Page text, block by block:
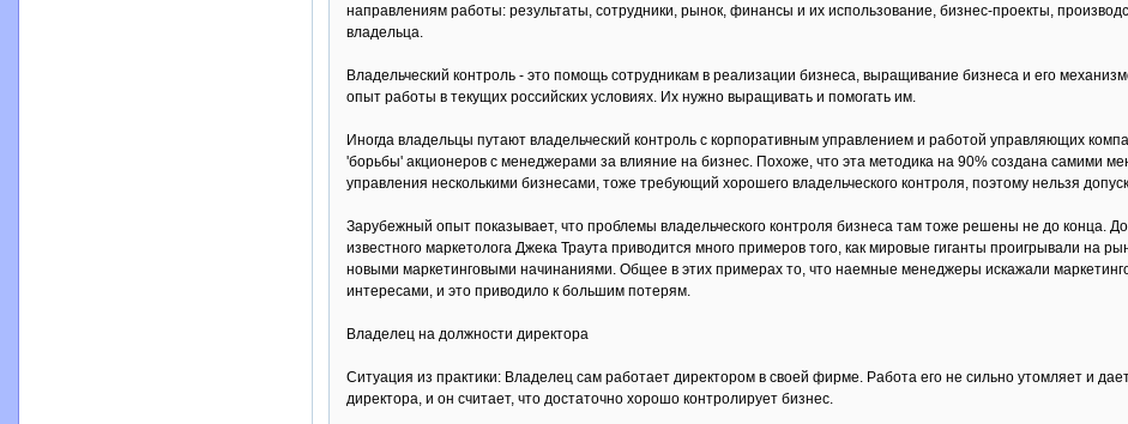
направлениям работы: результаты, сотрудники, рынок, финансы и их использование, бизнес-проекты,
владельца.
Владельческий контроль - это помощь сотрудникам в реализации бизнеса, выращивание бизнеса и его
опыт работы в текущих российских условиях. Их нужно выращивать и помогать им.
Иногда владельцы путают владельческий контроль с корпоративным управлением и работой управляющих
'борьбы' акционеров с менеджерами за влияние на бизнес. Похоже, что эта методика на 90% создана самими
управления несколькими бизнесами, тоже требующий хорошего владельческого контроля, поэтому нельзя
Зарубежный опыт показывает, что проблемы владельческого контроля бизнеса там тоже решены не до конца.
известного маркетолога Джека Траута приводится много примеров того, как мировые гиганты проигрывали на
новыми маркетинговыми начинаниями. Общее в этих примерах то, что наемные менеджеры искажали
интересами, и это приводило к большим потерям.
Владелец на должности директора
Ситуация из практики: Владелец сам работает директором в своей фирме. Работа его не сильно утомляет и
директора, и он считает, что достаточно хорошо контролирует бизнес.